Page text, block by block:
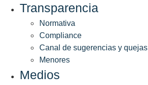
Transparencia
Normativa
Compliance
Canal de sugerencias y quejas
Menores
Medios